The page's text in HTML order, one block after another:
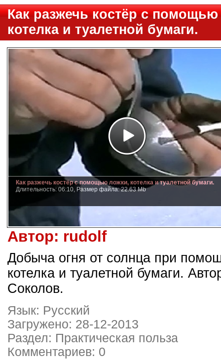
Как разжечь костёр с
котелка и туалетной бумаги.
Как разжечь костёр с помощью ложки, котелка и туалетной бумаги.
Длительность: 06:10, Размер файла: 22.63 Mb
Автор: rudolf
Добыча огня от солнца при
котелка и туалетной бумаги.
Соколов.
Язык: Русский
Загружено: 28-12-2013
Раздел: Практическая польза
Комментариев: 0